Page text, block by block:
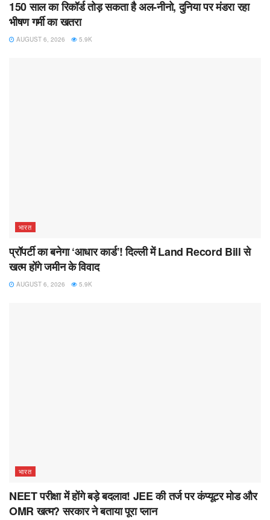
150 साल का रिकॉर्ड तोड़ सकता है अल-नीनो, दुनिया पर मंडरा रहा
भीषण गर्मी का खतरा
AUGUST 6, 2026 5.9K
भारत
प्रॉपर्टी का बनेगा ‘आधार कार्ड’! दिल्ली में Land Record Bill से
खत्म होंगे जमीन के विवाद
AUGUST 6, 2026 5.9K
भारत
NEET परीक्षा में होंगे बड़े बदलाव! JEE की तर्ज पर कंप्यूटर मोड और
OMR खत्म? सरकार ने बताया पूरा प्लान